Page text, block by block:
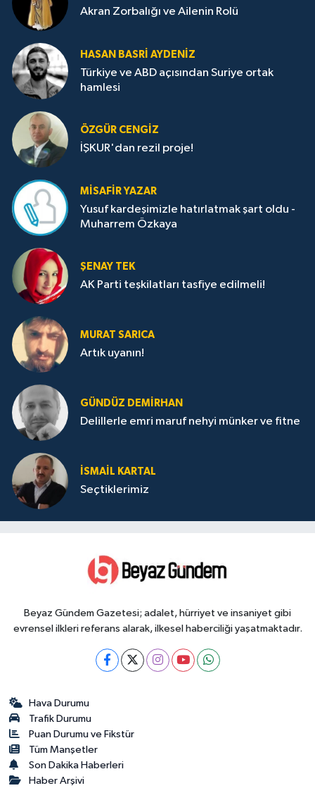
Akran Zorbalığı ve Ailenin Rolü
HASAN BASRI AYDENIZ
Türkiye ve ABD açısından Suriye ortak
hamlesi
ÖZGÜR CENGIZ
İŞKUR'dan rezil proje!
MISAFIR YAZAR
Yusuf kardeşimizle hatırlatmak şart oldu -
Muharrem Özkaya
ŞENAY TEK
AK Parti teşkilatları tasfiye edilmeli!
MURAT SARICA
Artık uyanın!
GÜNDÜZ DEMIRHAN
Delillerle emri maruf nehyi münker ve fitne
İSMAIL KARTAL
Seçtiklerimiz
Beyaz Gündem Gazetesi; adalet, hürriyet ve insaniyet gibi
evrensel ilkleri referans alarak, ilkesel haberciliği yaşatmaktadır.
Hava Durumu
Trafik Durumu
Puan Durumu ve Fikstür
Tüm Manşetler
Son Dakika Haberleri
Haber Arşivi